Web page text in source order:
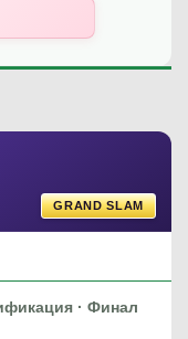
GRAND SLAM
· Финал